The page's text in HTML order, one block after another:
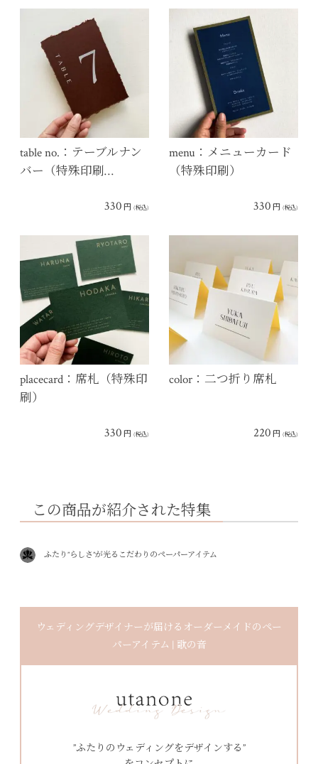
table no.：テーブルナン
バー（特殊印刷…
330 円 (税込)
menu：メニューカード
（特殊印刷）
330 円 (税込)
placecard：席札（特殊印
刷）
330 円 (税込)
color：二つ折り席札
220 円 (税込)
この商品が紹介された特集
ふたり”らしさ”が光るこだわりのペーパーアイテム
ウェディングデザイナーが届けるオーダーメイドのペー
パーアイテム | 歌の音
”ふたりのウェディングをデザインする”